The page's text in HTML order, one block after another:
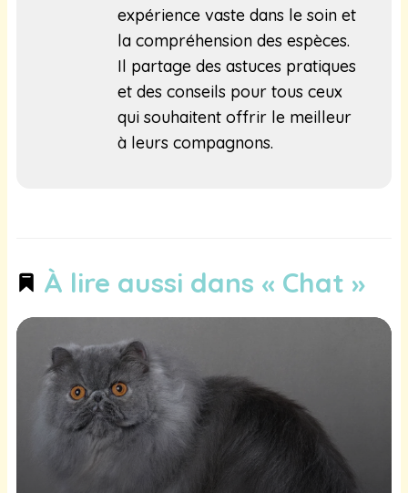
expérience vaste dans le soin et
la compréhension des espèces.
Il partage des astuces pratiques
et des conseils pour tous ceux
qui souhaitent offrir le meilleur
à leurs compagnons.
À lire aussi dans « Chat »